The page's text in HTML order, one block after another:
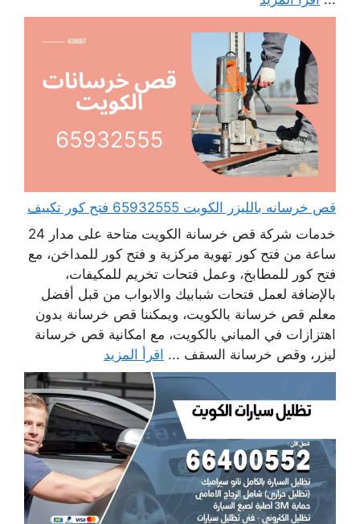
قص خرسانه بالليزر الكويت 65932555 فتح كور تكييف
خدمات شركة قص خرسانة الكويت متاحة على مدار 24
ساعة من فتح كور تهوية مركزية و فتح كور للمداخن، مع
فتح كور للمطابخ، وعمل فتحات تخريم للمكيفات،
بالإضافة لعمل فتحات شبابيك والابواب من قبل أفضل
معلم قص خرسانة بالكويت، ويمكننا قص خرسانة بدون
اهتزازات في المباني بالكويت، مع امكانية قص خرسانة
ليزر، وقص خرسانة السقف ... اقرأ المزيد